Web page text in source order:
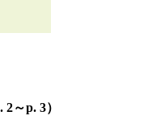
～p. 3）